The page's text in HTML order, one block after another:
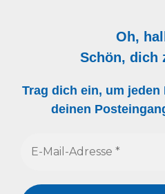
Oh,
Schön, dich
Trag dich ein, um
deinen